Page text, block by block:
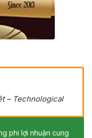
– Technological
phi lợi nhuận cung